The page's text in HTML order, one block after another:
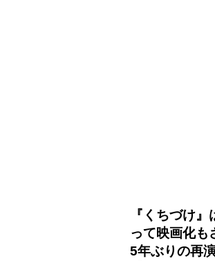
『くちづけ
って映画化も
5年ぶりの再